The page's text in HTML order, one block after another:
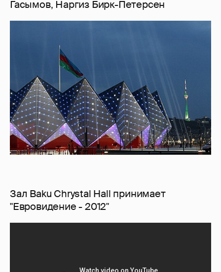
Гасымов, Наргиз Бирк-Петерсен
Зал Baku Chrystal Hall принимает
"Евровидение - 2012"